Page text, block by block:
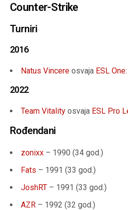
Counter-Strike
Turniri
2016
Natus Vincere osvaja ESL
2022
Team Vitality osvaja ESL Pro
Rođendani
zonixx – 1990 (34 god.)
Fats – 1991 (33 god.)
JoshRT – 1991 (33 god.)
AZR – 1992 (32 god.)